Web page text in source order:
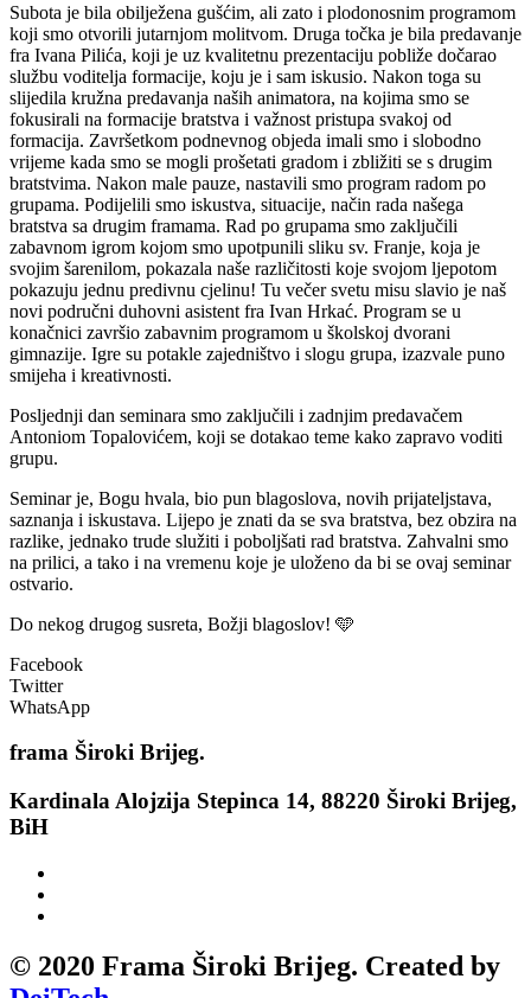
Subota je bila obilježena gušćim, ali zato i plodonosnim programom
koji smo otvorili jutarnjom molitvom. Druga točka je bila predavanje
fra Ivana Pilića, koji je uz kvalitetnu prezentaciju pobliže dočarao
službu voditelja formacije, koju je i sam iskusio. Nakon toga su
slijedila kružna predavanja naših animatora, na kojima smo se
fokusirali na formacije bratstva i važnost pristupa svakoj od
formacija. Završetkom podnevnog objeda imali smo i slobodno
vrijeme kada smo se mogli prošetati gradom i zbližiti se s drugim
bratstvima. Nakon male pauze, nastavili smo program radom po
grupama. Podijelili smo iskustva, situacije, način rada našega
bratstva sa drugim framama. Rad po grupama smo zaključili
zabavnom igrom kojom smo upotpunili sliku sv. Franje, koja je
svojim šarenilom, pokazala naše različitosti koje svojom ljepotom
pokazuju jednu predivnu cjelinu! Tu večer svetu misu slavio je naš
novi područni duhovni asistent fra Ivan Hrkać. Program se u
konačnici završio zabavnim programom u školskoj dvorani
gimnazije. Igre su potakle zajedništvo i slogu grupa, izazvale puno
smijeha i kreativnosti.
Posljednji dan seminara smo zaključili i zadnjim predavačem
Antoniom Topalovićem, koji se dotakao teme kako zapravo voditi
grupu.
Seminar je, Bogu hvala, bio pun blagoslova, novih prijateljstava,
saznanja i iskustava. Lijepo je znati da se sva bratstva, bez obzira na
razlike, jednako trude služiti i poboljšati rad bratstva. Zahvalni smo
na prilici, a tako i na vremenu koje je uloženo da bi se ovaj seminar
ostvario.
Do nekog drugog susreta, Božji blagoslov! 🩵
Facebook
Twitter
WhatsApp
frama Široki Brijeg.
Kardinala Alojzija Stepinca 14, 88220 Široki Brijeg,
BiH
© 2020 Frama Široki Brijeg. Created by